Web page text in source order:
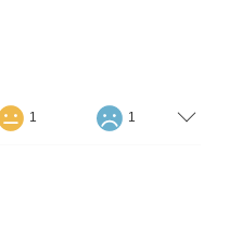
1 1